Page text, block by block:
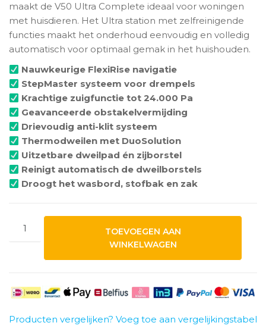
maakt de V50 Ultra Complete ideaal voor woningen
met huisdieren. Het Ultra station met zelfreinigende
functies maakt het onderhoud eenvoudig en volledig
automatisch voor optimaal gemak in het huishouden.
Nauwkeurige FlexiRise navigatie
StepMaster systeem voor drempels
Krachtige zuigfunctie tot 24.000 Pa
Geavanceerde obstakelvermijding
Drievoudig anti-klit systeem
Thermodweilen met DuoSolution
Uitzetbare dweilpad én zijborstel
Reinigt automatisch de dweilborstels
Droogt het wasbord, stofbak en zak
aantal
TOEVOEGEN AAN
WINKELWAGEN
Producten vergelijken? Voeg toe aan vergelijkingstabel